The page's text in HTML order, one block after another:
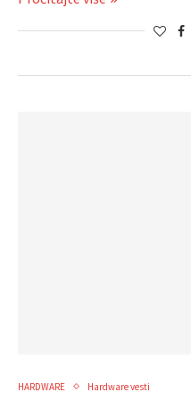
HARDWARE Hardware vesti